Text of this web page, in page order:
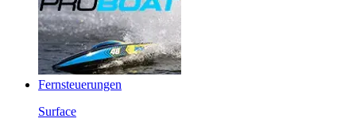
Fernsteuerungen
Surface